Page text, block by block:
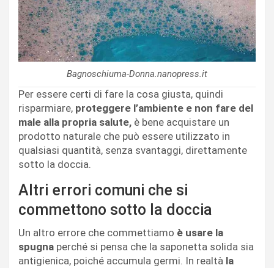
Bagnoschiuma-Donna.nanopress.it
Per essere certi di fare la cosa giusta, quindi
risparmiare, proteggere l’ambiente e non fare del
male alla propria salute, è bene acquistare un
prodotto naturale che può essere utilizzato in
qualsiasi quantità, senza svantaggi, direttamente
sotto la doccia.
Altri errori comuni che si
commettono sotto la doccia
Un altro errore che commettiamo è usare la
spugna perché si pensa che la saponetta solida sia
antigienica, poiché accumula germi. In realtà la